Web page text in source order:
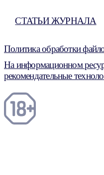
СТАТЬИ ЖУРНАЛА
Политика обработки
На информационном
рекомендательные